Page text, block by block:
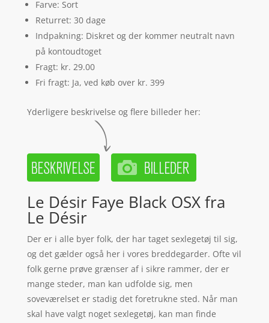
Farve: Sort
Returret: 30 dage
Indpakning: Diskret og der kommer neutralt navn
på kontoudtoget
Fragt: kr. 29.00
Fri fragt: Ja, ved køb over kr. 399
Yderligere beskrivelse og flere billeder her:
Le Désir Faye Black OSX fra
Le Désir
Der er i alle byer folk, der har taget sexlegetøj til sig,
og det gælder også her i vores breddegarder. Ofte vil
folk gerne prøve grænser af i sikre rammer, der er
mange steder, man kan udfolde sig, men
soveværelset er stadig det foretrukne sted. Når man
skal have valgt noget sexlegetøj, kan man finde